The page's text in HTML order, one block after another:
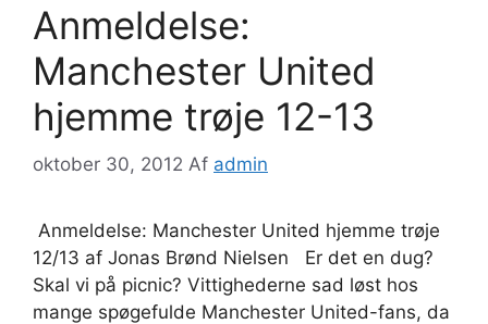
Anmeldelse:
Manchester United
hjemme trøje 12-13
oktober 30, 2012 Af admin
Anmeldelse: Manchester United hjemme trøje
12/13 af Jonas Brønd Nielsen Er det en dug?
Skal vi på picnic? Vittighederne sad løst hos
mange spøgefulde Manchester United-fans, da